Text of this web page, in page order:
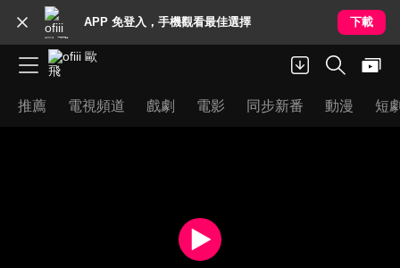
APP 免登入，手機觀看最佳選擇 下載
推薦 電視頻道 戲劇 電影 同步新番 動漫 短